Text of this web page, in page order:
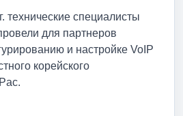
технические специалисты
для партнеров
и настройке VoIP
корейского